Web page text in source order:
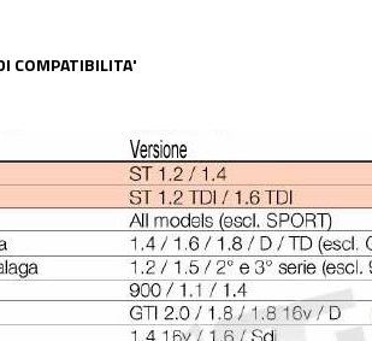
COMPATIBILITA'